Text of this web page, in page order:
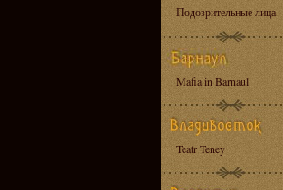
Подозрительные лица
Mafia in Barnaul
Teatr Teney